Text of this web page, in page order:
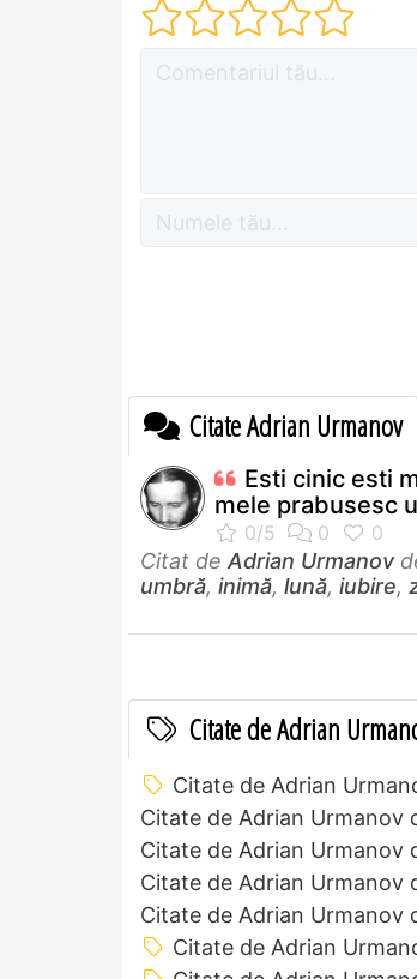
Citate Adrian Urmanov
Esti cinic esti
mele prabusesc
Citat de Adrian Urmanov
umbră, inimă, lună, iubire,
Citate de Adrian
Citate de Adrian
Citate de Adrian Urmanov
Citate de Adrian Urmanov
Citate de Adrian Urmanov
Citate de Adrian Urmanov
Citate de Adrian